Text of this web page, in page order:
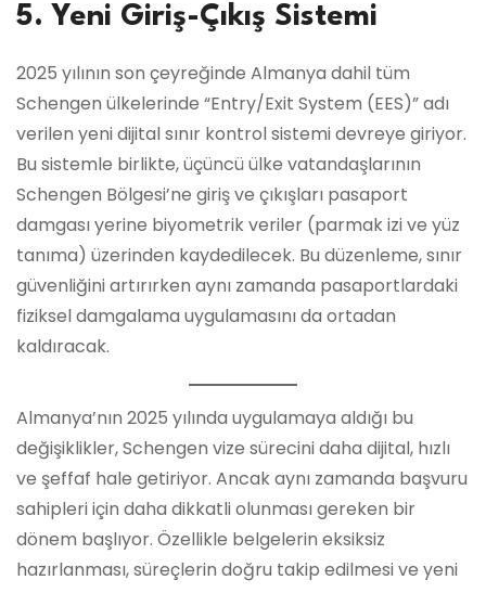
5. Yeni Giriş-Çıkış Sistemi
2025 yılının son çeyreğinde Almanya dahil tüm
Schengen ülkelerinde “Entry/Exit System (EES)” adı
verilen yeni dijital sınır kontrol sistemi devreye giriyor.
Bu sistemle birlikte, üçüncü ülke vatandaşlarının
Schengen Bölgesi’ne giriş ve çıkışları pasaport
damgası yerine biyometrik veriler (parmak izi ve yüz
tanıma) üzerinden kaydedilecek. Bu düzenleme, sınır
güvenliğini artırırken aynı zamanda pasaportlardaki
fiziksel damgalama uygulamasını da ortadan
kaldıracak.
Almanya’nın 2025 yılında uygulamaya aldığı bu
değişiklikler, Schengen vize sürecini daha dijital, hızlı
ve şeffaf hale getiriyor. Ancak aynı zamanda başvuru
sahipleri için daha dikkatli olunması gereken bir
dönem başlıyor. Özellikle belgelerin eksiksiz
hazırlanması, süreçlerin doğru takip edilmesi ve yeni